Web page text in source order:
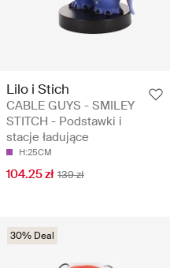
Lilo i Stich
CABLE GUYS - SMILEY
STITCH - Podstawki i
stacje ładujące
H:25CM
104.25 zł 139 zł
30% Deal